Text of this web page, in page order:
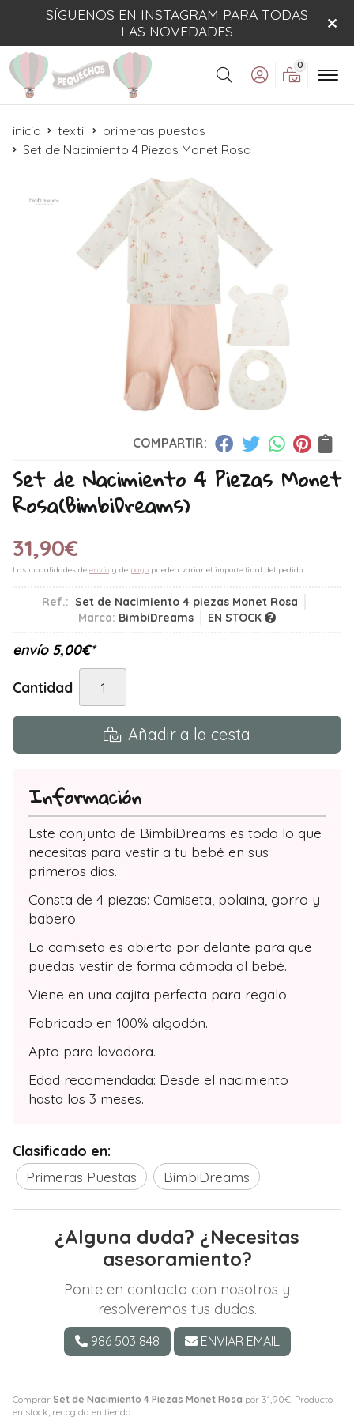
SÍGUENOS EN INSTAGRAM PARA TODAS
LAS NOVEDADES
Buscar
0
inicio textil
primeras puestas
Set de Nacimiento 4 Piezas Monet Rosa
COMPARTIR:
Set de Nacimiento 4 Piezas Monet
Rosa(BimbiDreams)
31,90€
Las modalidades de envío y de pago pueden variar el importe final del pedido.
Ref.: Set de Nacimiento 4 piezas Monet Rosa
Marca: BimbiDreams EN STOCK
envío 5,00€*
Cantidad
Añadir a la cesta
Comprar Set de Nacimiento 4 Piezas Monet Rosa por 31,90€. Producto
en stock, recogida en tienda.
Información
Este conjunto de BimbiDreams es todo lo que
necesitas para vestir a tu bebé en sus
primeros días.
Consta de 4 piezas: Camiseta, polaina, gorro y
babero.
La camiseta es abierta por delante para que
puedas vestir de forma cómoda al bebé.
Viene en una cajita perfecta para regalo.
Fabricado en 100% algodón.
Apto para lavadora.
Edad recomendada: Desde el nacimiento
hasta los 3 meses.
Clasificado en:
Primeras Puestas
BimbiDreams
¿Alguna duda? ¿Necesitas
asesoramiento?
Ponte en contacto con nosotros y
resolveremos tus dudas.
986 503 848 ENVIAR EMAIL